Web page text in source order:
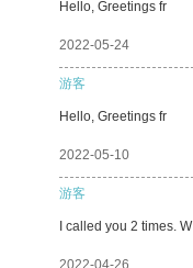
Hello, Greetings fr
2022-05-24
游客
Hello, Greetings fr
2022-05-10
游客
I called you 2 times. W
2022-04-26